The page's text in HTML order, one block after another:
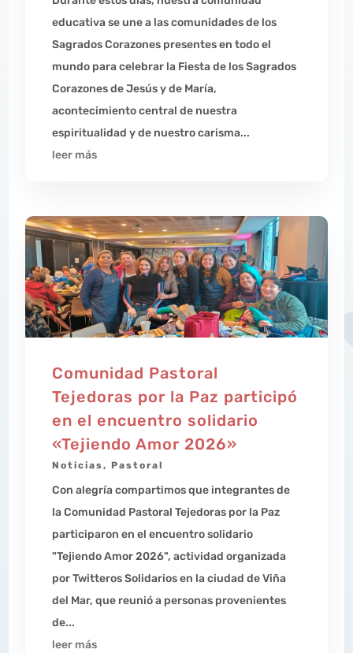
educativa se une a las comunidades de los
Sagrados Corazones presentes en todo el
mundo para celebrar la Fiesta de los Sagrados
Corazones de Jesús y de María,
acontecimiento central de nuestra
espiritualidad y de nuestro carisma...
leer más
Comunidad Pastoral
Tejedoras por la Paz participó
en el encuentro solidario
«Tejiendo Amor 2026»
Noticias, Pastoral
Con alegría compartimos que integrantes de
la Comunidad Pastoral Tejedoras por la Paz
participaron en el encuentro solidario
"Tejiendo Amor 2026", actividad organizada
por Twitteros Solidarios en la ciudad de Viña
del Mar, que reunió a personas provenientes
de...
leer más